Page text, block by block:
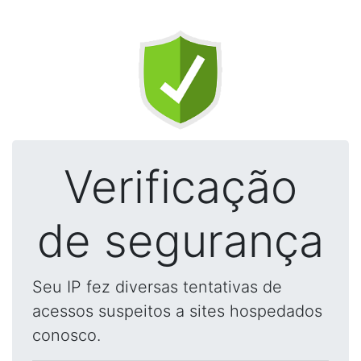
Verificação
de segurança
Seu IP fez diversas tentativas de
acessos suspeitos a sites hospedados
conosco.